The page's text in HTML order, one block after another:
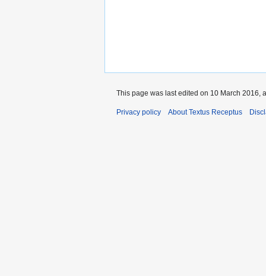
This page was last edited on 10 March 2016,
Privacy policy About Textus Receptus